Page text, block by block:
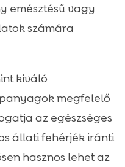
emésztésű vagy
számára
kiváló
megfelelő
az egészséges
állati fehérjék iránti
hasznos lehet az